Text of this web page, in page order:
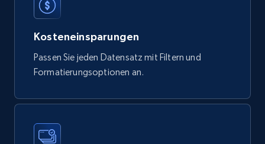
Tags, Final price, Original price, and more.
eCommerce
747+ 39+
Google Play Store reviews
Kosteneinsparungen
Passen Sie jeden Datensatz mit Filtern und
Formatierungsoptionen an.